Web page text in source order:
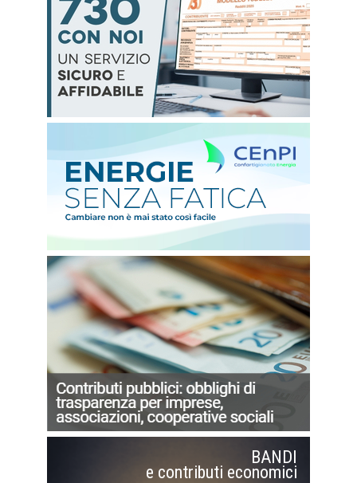
BANDI
e contributi economici